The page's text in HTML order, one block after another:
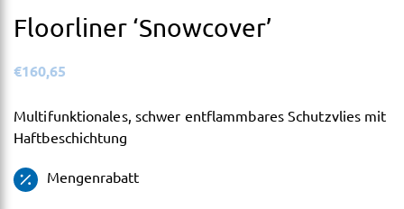
Floorliner ‘Snowcover’
€160,65
Multifunktionales, schwer entflammbares Schutzvlies mit
Haftbeschichtung
Mengenrabatt